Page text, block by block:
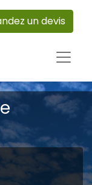
un devis